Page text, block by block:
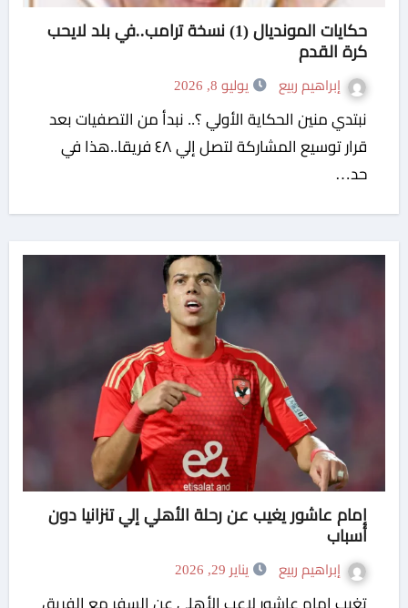
حكايات المونديال (1) نسخة ترامب..في بلد لايحب
كرة القدم
إبراهيم ربيع يوليو 8, 2026
نبتدي منين الحكاية الأولي ؟.. نبدأ من التصفيات بعد
قرار توسيع المشاركة لتصل إلي ٤٨ فريقا..هذا في
حد…
إمام عاشور يغيب عن رحلة الأهلي إلي تنزانيا دون
أسباب
إبراهيم ربيع يناير 29, 2026
تغيب إمام عاشور لاعب الأهلي عن السفر مع الفريق